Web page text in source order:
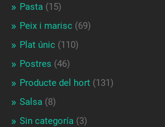
Pasta (15)
Peix i marisc(69)
Plat únic(110)
Postres (46)
Producte del hort(131)
Salsa (8)
Sin categoría (3)